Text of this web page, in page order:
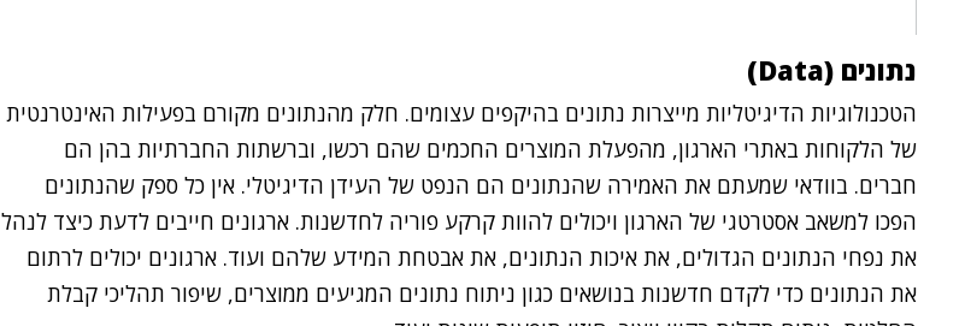
נתונים (Data)
הטכנולוגיות הדיגיטליות מייצרות נתונים בהיקפים עצומים. חלק מהנתונים מקורם בפעילות האינטרנטית
של הלקוחות באתרי הארגון, מהפעלת המוצרים החכמים שהם רכשו, וברשתות החברתיות בהן הם
חברים. בוודאי שמעתם את האמירה שהנתונים הם הנפט של העידן הדיגיטלי. אין כל ספק שהנתונים
הפכו למשאב אסטרטגי של הארגון ויכולים להוות קרקע פוריה לחדשנות. ארגונים חייבים לדעת כיצד לנהל
את נפחי הנתונים הגדולים, את איכות הנתונים, את אבטחת המידע שלהם ועוד. ארגונים יכולים לרתום
את הנתונים כדי לקדם חדשנות בנושאים כגון ניתוח נתונים המגיעים ממוצרים, שיפור תהליכי קבלת